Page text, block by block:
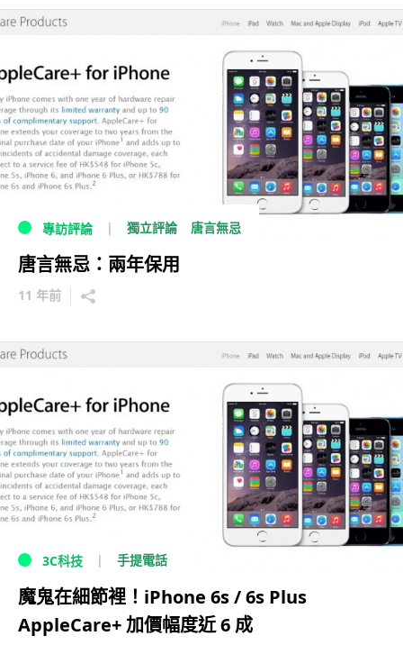
專訪評論 獨立評論 唐言無忌
唐言無忌：兩年保用
11 年前
3C科技 手提電話
魔鬼在細節裡！iPhone 6s / 6s Plus
AppleCare+ 加價幅度近 6 成